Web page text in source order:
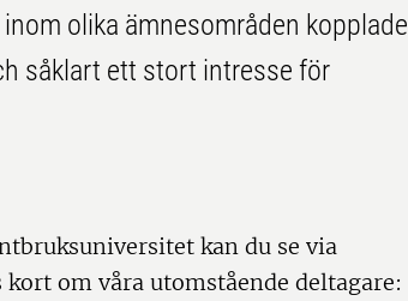
olika ämnesområden kopplade
såklart ett stort intresse för
kan du se via
om våra utomstående deltagare: